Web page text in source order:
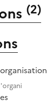
(2)